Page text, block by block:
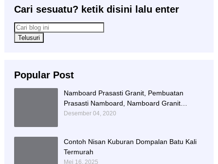
Cari sesuatu? ketik disini lalu enter
Popular Post
Namboard Prasasti Granit, Pembuatan
Prasasti Namboard, Namboard Granit
Tulungagung
Desember 04, 2020
Contoh Nisan Kuburan Dompalan Batu Kali
Termurah
Mei 16, 2025